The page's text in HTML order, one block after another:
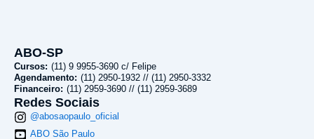
ABO-SP
Cursos: (11) 9 9955-3690 c/ Felipe
Agendamento: (11) 2950-1932 // (11) 2950-3332
Financeiro: (11) 2959-3690 // (11) 2959-3689
Redes Sociais
@abosaopaulo_oficial
ABO São Paulo